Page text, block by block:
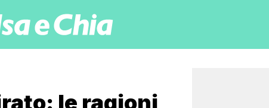
le ragioni